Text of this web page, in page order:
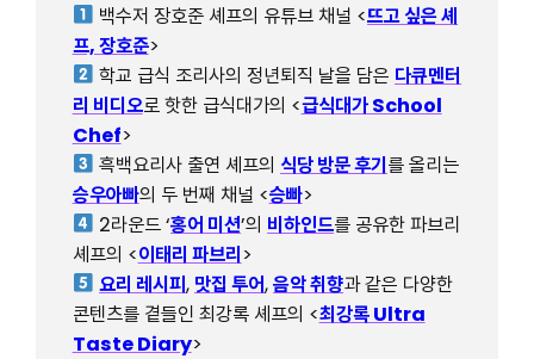
백수저 장호준 셰프의 유튜브 채널 <뜨고 싶은 셰
프, 장호준>
학교 급식 조리사의 정년퇴직 날을 담은 다큐멘터
리 비디오로 핫한 급식대가의 <급식대가 School
Chef>
흑백요리사 출연 셰프의 식당 방문 후기를 올리는
승우아빠의 두 번째 채널 <승빠>
2라운드 ‘홍어 미션’의 비하인드를 공유한 파브리
셰프의 <이태리 파브리>
요리 레시피, 맛집 투어,음악 취향과 같은 다양한
콘텐츠를 곁들인 최강록 셰프의 <최강록 Ultra
Taste Diary>